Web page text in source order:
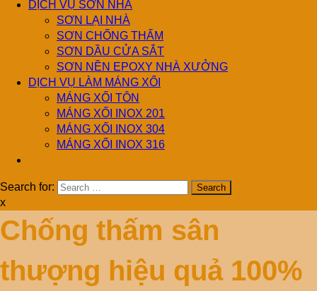
Đẹp
DỊCH VỤ SƠN NHÀ
SƠN LẠI NHÀ
SƠN CHỐNG THẤM
SƠN DẦU CỬA SẮT
SƠN NỀN EPOXY NHÀ XƯỞNG
DỊCH VỤ LÀM MÁNG XỐI
MÁNG XỐI TÔN
MÁNG XỐI INOX 201
MÁNG XỐI INOX 304
MÁNG XỐI INOX 316
Search for:
x
Chống thấm sân
thượng hiệu quả 100%